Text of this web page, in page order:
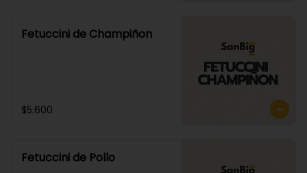
Fetuccini de Champiñon
$5.600
Fetuccini de Pollo